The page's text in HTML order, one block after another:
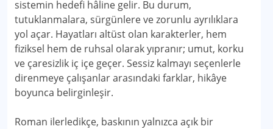
sistemin hedefi hâline gelir. Bu durum,
tutuklanmalara, sürgünlere ve zorunlu ayrılıklara
yol açar. Hayatları altüst olan karakterler, hem
fiziksel hem de ruhsal olarak yıpranır; umut, korku
ve çaresizlik iç içe geçer. Sessiz kalmayı seçenlerle
direnmeye çalışanlar arasındaki farklar, hikâye
boyunca belirginleşir.
Roman ilerledikçe, baskının yalnızca açık bir